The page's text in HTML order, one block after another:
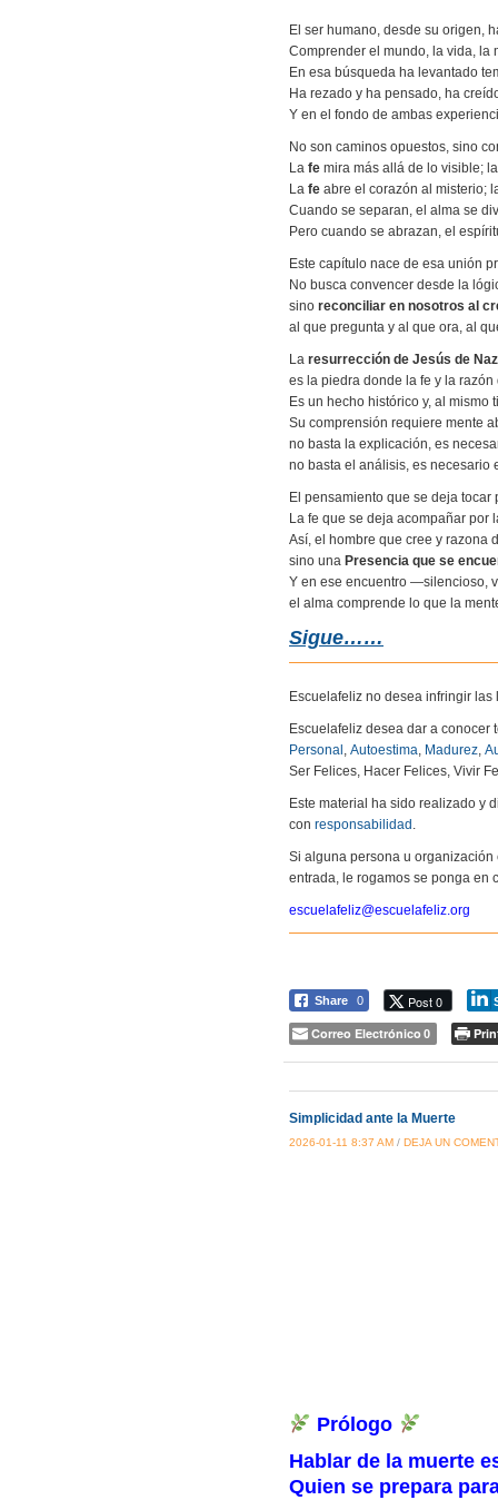
El ser humano, desde su origen,
Comprender el mundo, la vida, la
En esa búsqueda ha levantado
Ha rezado y ha pensado, ha
Y en el fondo de ambas
No son caminos opuestos, sino
La fe mira más allá de lo visible;
La fe abre el corazón al misterio;
Cuando se separan, el alma se
Pero cuando se abrazan, el
Este capítulo nace de esa unión
No busca convencer desde la
sino reconciliar en nosotros al
al que pregunta y al que ora, al
La resurrección de Jesús de
es la piedra donde la fe y la
Es un hecho histórico y, al mismo
Su comprensión requiere mente
no basta la explicación, es
no basta el análisis, es necesario
El pensamiento que se deja tocar
La fe que se deja acompañar por
Así, el hombre que cree y razona
sino una Presencia que se
Y en ese encuentro —silencioso,
el alma comprende lo que la
Sigue……
Escuelafeliz no desea infringir
Escuelafeliz desea dar a
Personal Autoestima Madurez
Ser Felices, Hacer Felices, Vivir
Este material ha sido realizado y
con responsabilidad
Si alguna persona u
entrada, le rogamos se ponga en
escuelafeliz@escuelafeliz.org
Share 0 Post 0
Correo Electrónico 0
Simplicidad ante la Muerte
2026-01-11 8:37 AM / DEJA UN
Prólogo
Hablar de la muerte
Quien se prepara